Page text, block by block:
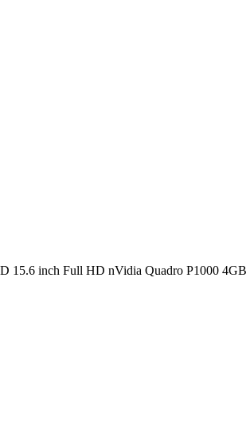
15.6 inch Full HD nVidia Quadro P1000 4GB